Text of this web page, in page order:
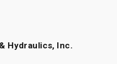
Hydraulics, Inc.